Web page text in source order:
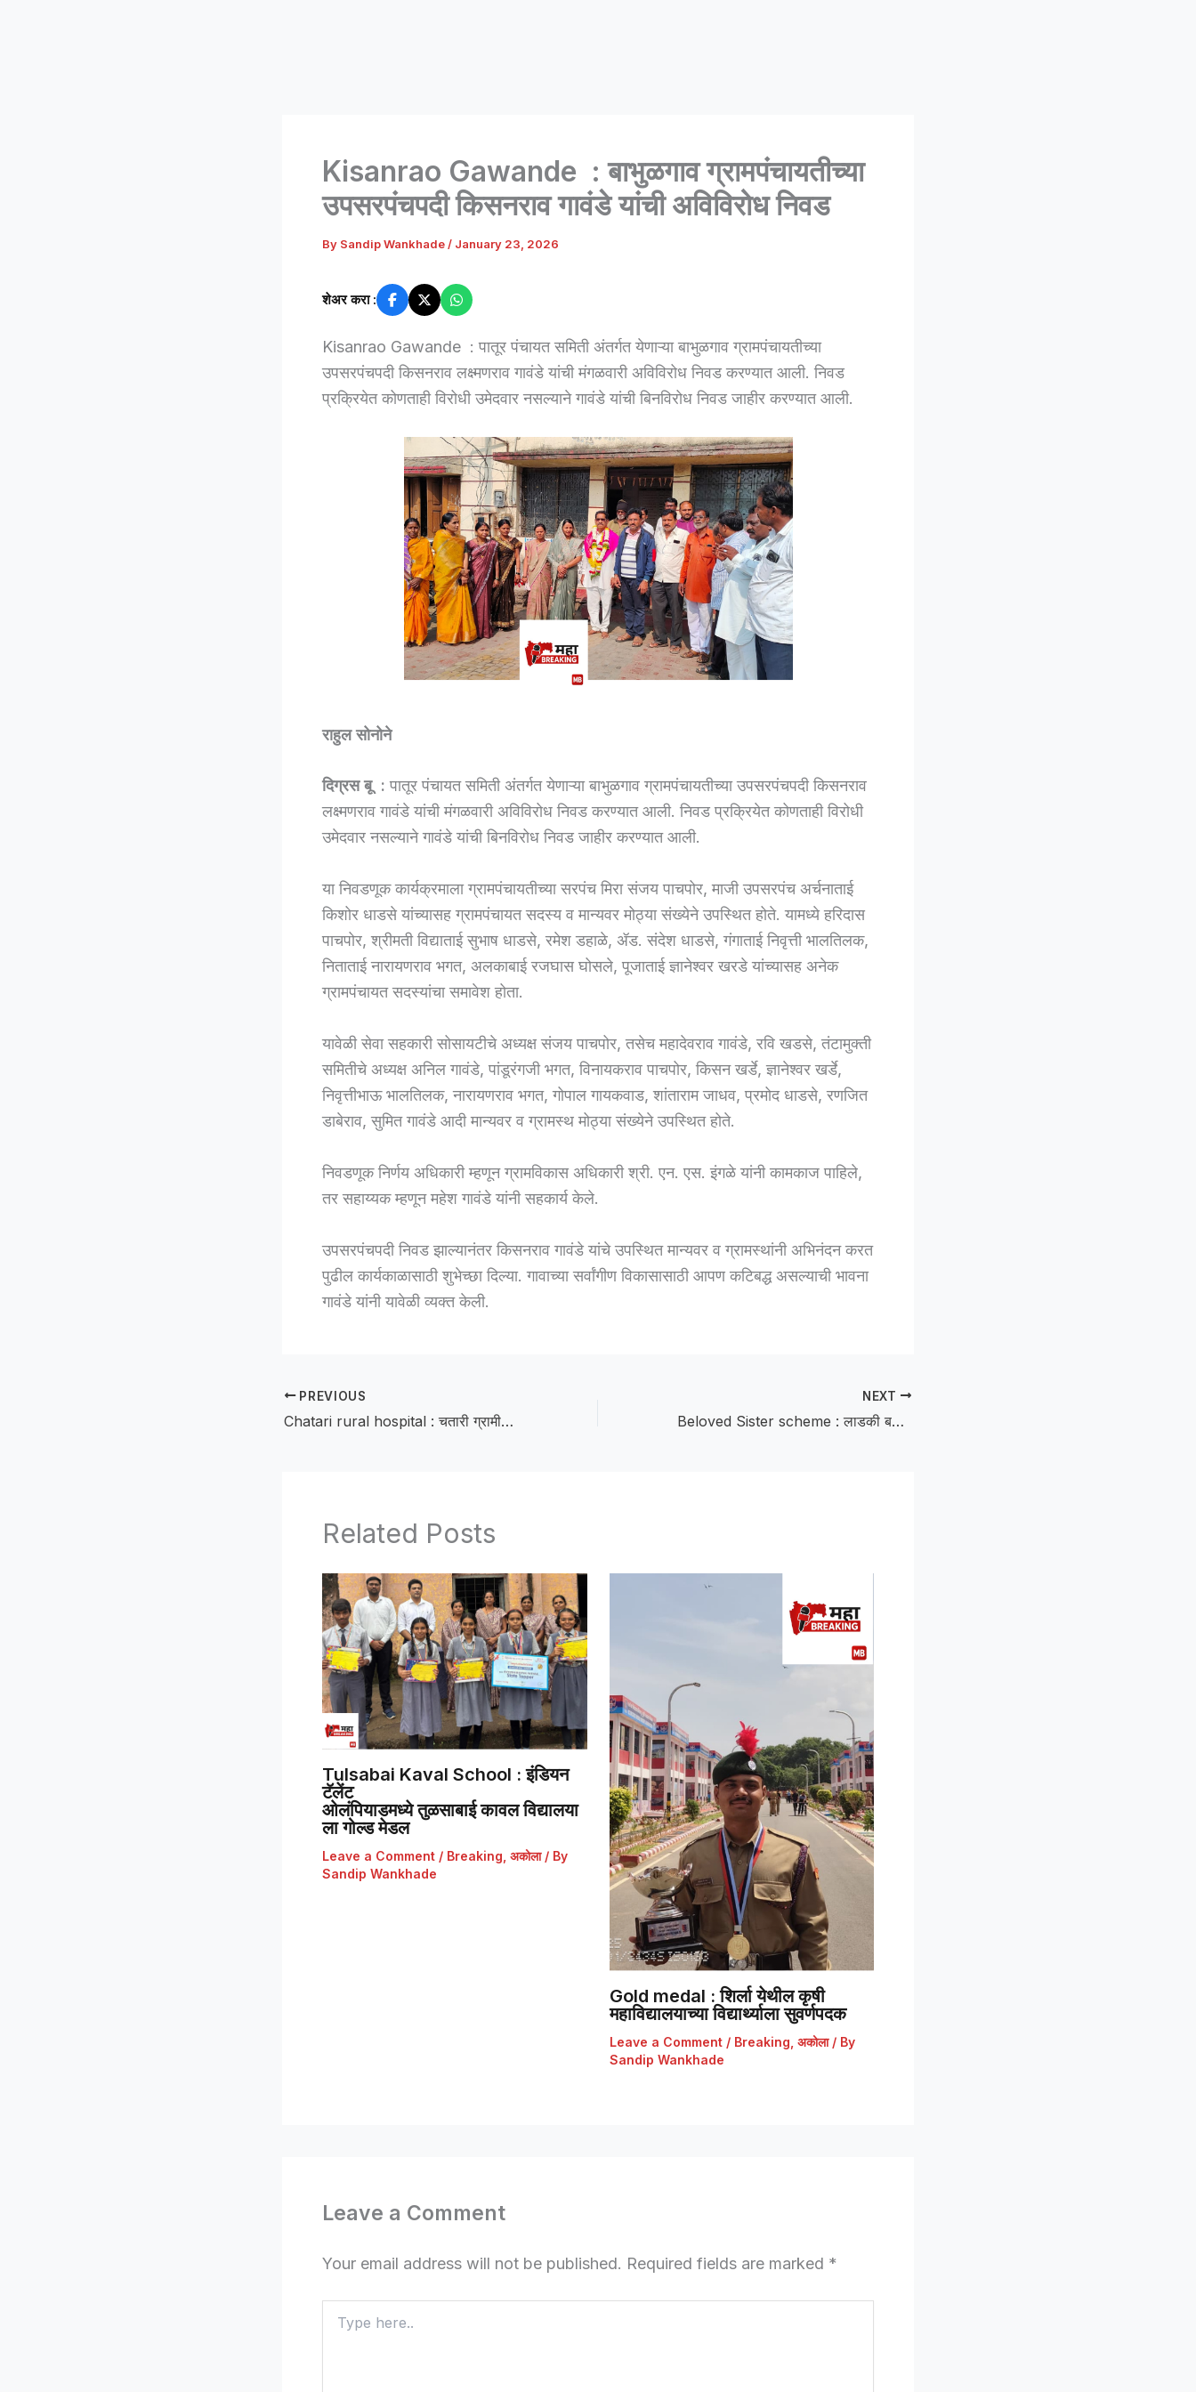
Kisanrao Gawande : बाभुळगाव ग्रामपंचायतीच्या
उपसरपंचपदी किसनराव गावंडे यांची अविविरोध निवड
By Sandip Wankhade / January 23, 2026
शेअर करा :
Kisanrao Gawande : पातूर पंचायत समिती अंतर्गत येणाऱ्या बाभुळगाव ग्रामपंचायतीच्या
उपसरपंचपदी किसनराव लक्ष्मणराव गावंडे यांची मंगळवारी अविविरोध निवड करण्यात आली. निवड
प्रक्रियेत कोणताही विरोधी उमेदवार नसल्याने गावंडे यांची बिनविरोध निवड जाहीर करण्यात आली.
राहुल सोनोने
दिग्रस बू : पातूर पंचायत समिती अंतर्गत येणाऱ्या बाभुळगाव ग्रामपंचायतीच्या उपसरपंचपदी किसनराव
लक्ष्मणराव गावंडे यांची मंगळवारी अविविरोध निवड करण्यात आली. निवड प्रक्रियेत कोणताही विरोधी
उमेदवार नसल्याने गावंडे यांची बिनविरोध निवड जाहीर करण्यात आली.
या निवडणूक कार्यक्रमाला ग्रामपंचायतीच्या सरपंच मिरा संजय पाचपोर, माजी उपसरपंच अर्चनाताई
किशोर धाडसे यांच्यासह ग्रामपंचायत सदस्य व मान्यवर मोठ्या संख्येने उपस्थित होते. यामध्ये हरिदास
पाचपोर, श्रीमती विद्याताई सुभाष धाडसे, रमेश डहाळे, ॲड. संदेश धाडसे, गंगाताई निवृत्ती भालतिलक,
निताताई नारायणराव भगत, अलकाबाई रजघास घोसले, पूजाताई ज्ञानेश्वर खरडे यांच्यासह अनेक
ग्रामपंचायत सदस्यांचा समावेश होता.
यावेळी सेवा सहकारी सोसायटीचे अध्यक्ष संजय पाचपोर, तसेच महादेवराव गावंडे, रवि खडसे, तंटामुक्ती
समितीचे अध्यक्ष अनिल गावंडे, पांडूरंगजी भगत, विनायकराव पाचपोर, किसन खर्डे, ज्ञानेश्वर खर्डे,
निवृत्तीभाऊ भालतिलक, नारायणराव भगत, गोपाल गायकवाड, शांताराम जाधव, प्रमोद धाडसे, रणजित
डाबेराव, सुमित गावंडे आदी मान्यवर व ग्रामस्थ मोठ्या संख्येने उपस्थित होते.
निवडणूक निर्णय अधिकारी म्हणून ग्रामविकास अधिकारी श्री. एन. एस. इंगळे यांनी कामकाज पाहिले,
तर सहाय्यक म्हणून महेश गावंडे यांनी सहकार्य केले.
उपसरपंचपदी निवड झाल्यानंतर किसनराव गावंडे यांचे उपस्थित मान्यवर व ग्रामस्थांनी अभिनंदन करत
पुढील कार्यकाळासाठी शुभेच्छा दिल्या. गावाच्या सर्वांगीण विकासासाठी आपण कटिबद्ध असल्याची भावना
गावंडे यांनी यावेळी व्यक्त केली.
PREVIOUS
Chatari rural hospital : चतारी ग्रामीण रुग्णालयाची इमारत जीर्ण व धोकादायक
NEXT
Beloved Sister scheme : लाडकी बहीण योजनेच्या प्रलंबित हप्त्यासाठी धरणे आंदोलन
Related Posts
Tulsabai Kaval School : इंडियन
टॅलेंट
ओलंपियाडमध्ये तुळसाबाई कावल विद्यालया
ला गोल्ड मेडल
Leave a Comment / Breaking अकोला/ By
Sandip Wankhade
Gold medal : शिर्ला येथील कृषी
महाविद्यालयाच्या विद्यार्थ्याला सुवर्णपदक
Leave a Comment / Breaking अकोला/ By
Sandip Wankhade
Leave a Comment
Your email address will not be published. Required fields are marked *
here..